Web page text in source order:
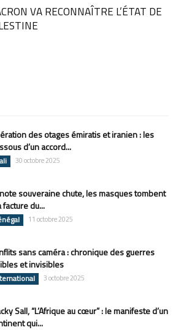
VA RECONNAÎTRE L’ÉTAT DE
des otages émiratis et iranien : les
d’un accord...
30 octobre 2025
souveraine chute, les masques tombent
facture du...
11 octobre 2025
sans caméra : chronique des guerres
et invisibles
3 octobre 2025
Sall, “L’Afrique au cœur” : le manifeste d’un
qui...